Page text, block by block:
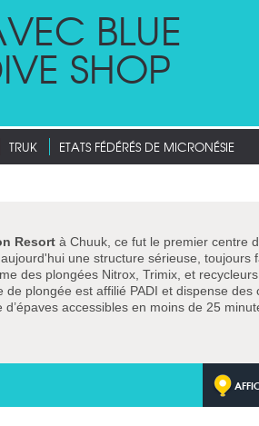
BLUE
SHOP
TRUK ETATS FÉDÉRÉS DE MICRONÉSIE
Resort à Chuuk, ce fut le premier centre
une structure sérieuse, toujours
des plongées Nitrox, Trimix, et
plongée est affilié PADI et dispense des
accessibles en moins de 25